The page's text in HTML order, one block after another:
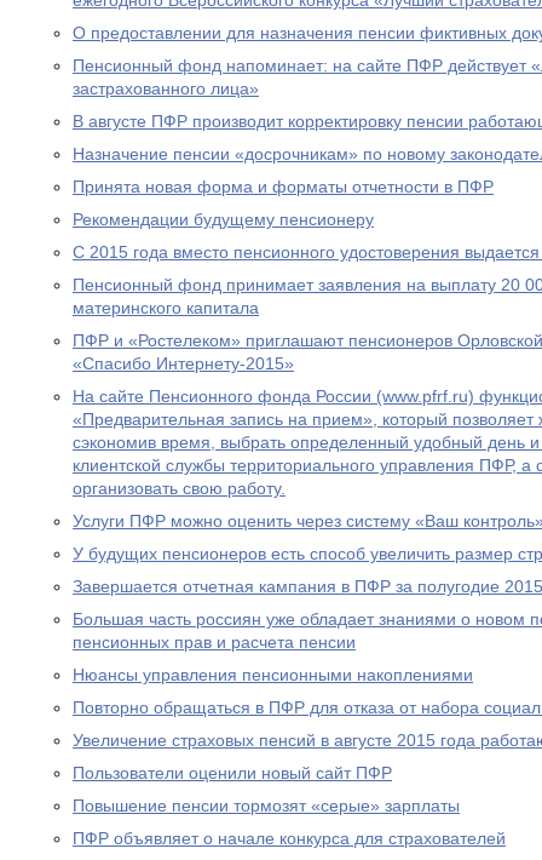
О предоставлении для назначения пенсии фиктивных
Пенсионный фонд напоминает: на сайте ПФР действует
застрахованного лица»
В августе ПФР производит корректировку пенсии
Назначение пенсии «досрочникам» по новому
Принята новая форма и форматы отчетности в ПФР
Рекомендации будущему пенсионеру
С 2015 года вместо пенсионного удостоверения выдается
Пенсионный фонд принимает заявления на выплату 20
материнского капитала
ПФР и «Ростелеком» приглашают пенсионеров Орловской
«Спасибо Интернету-2015»
На сайте Пенсионного фонда России (www.pfrf.ru)
«Предварительная запись на прием», который
сэкономив время, выбрать определенный удобный день
клиентской службы территориального управления ПФР,
организовать свою работу.
Услуги ПФР можно оценить через систему «Ваш
У будущих пенсионеров есть способ увеличить размер
Завершается отчетная кампания в ПФР за полугодие
Большая часть россиян уже обладает знаниями о новом
пенсионных прав и расчета пенсии
Нюансы управления пенсионными накоплениями
Повторно обращаться в ПФР для отказа от набора
Увеличение страховых пенсий в августе 2015 года
Пользователи оценили новый сайт ПФР
Повышение пенсии тормозят «серые» зарплаты
ПФР объявляет о начале конкурса для страхователей